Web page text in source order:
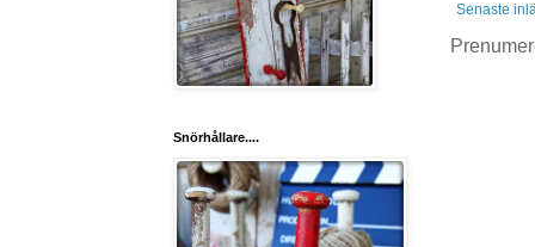
Senaste
Snörhållare....